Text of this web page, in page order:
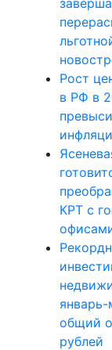
Рост
в РФ в
КРТ с
общий
рублей